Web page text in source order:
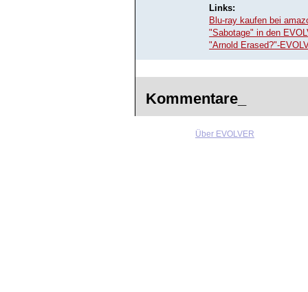
Links:
Blu-ray kaufen bei
"Sabotage" in den
"Arnold Erased?"-
Kommentare_
Über EVOLVER